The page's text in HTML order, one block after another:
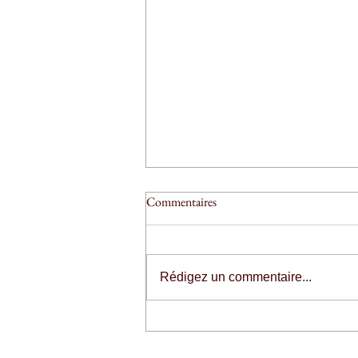
Commentaires
Rédigez un commentaire...